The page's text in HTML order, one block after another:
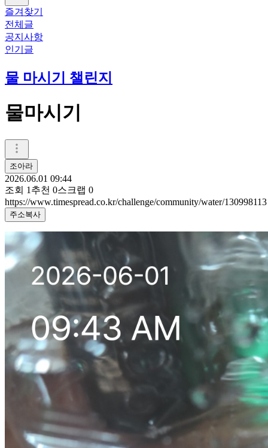
즐겨찾기
전체글
공지사항
인기글
물 마시기 챌린지
물마시기
조아라
2026.06.01 09:44
조회 1 추천 0스크랩 0
https://www.timespread.co.kr/challenge/community/water/130998113
주소복사